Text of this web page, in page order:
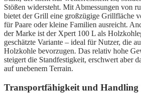
Stößen widersteht. Mit Abmessungen von
bietet der Grill eine großzügige Grillfläche
für Paare oder kleine Familien ausreicht.
der Marke ist der Xpert 100 L als
geschätzte Variante – ideal für Nutzer, die
Holzkohle bevorzugen. Das relativ hohe
steigert die Standfestigkeit, erschwert aber
auf unebenem Terrain.
Transportfähigkeit und Handling